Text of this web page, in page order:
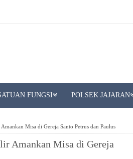
FUNGSI POLSEK JAJARAN
Misa di Gereja Santo Petrus dan Paulus
Amankan Misa di Gereja